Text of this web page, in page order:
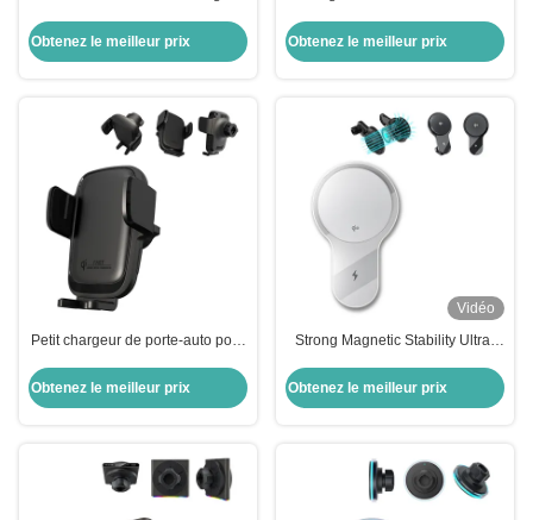
réglable avec bras à trois voies
Obtenez le meilleur prix
à utiliser Magsafe porte
téléphone
Obtenez le meilleur prix
Petit chargeur de porte-auto pour
trois axes
Obtenez le meilleur prix
Vidéo
Strong Magnetic Stability Ultra-
Car Phone Holder For Automotive
With Original Air Duct Design
Obtenez le meilleur prix